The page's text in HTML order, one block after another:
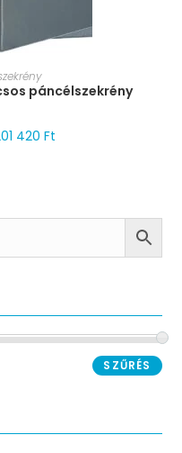
páncélszekrény
420 Ft
SZŰRÉS